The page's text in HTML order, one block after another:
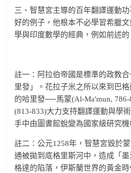
三、智慧宮主導的百年翻譯運動
好的例子，他根本不必學習希臘
學與印度數學的經典，例如前述的
註一：阿拉伯帝國是標準的政教
里發」。花拉子米之所以來到巴
的哈里發──馬蒙(Al-Ma'mun,
(813-833)大力支持翻譯運動與學
手中由圖書館蛻變為國家級研究機
註二：公元1258年，智慧宮毀於
通被拋到底格里斯河中，造成「
格達的陷落，伊斯蘭世界的黃金時